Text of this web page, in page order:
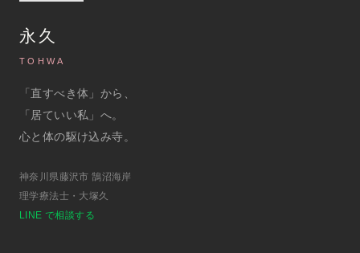
永久
TOHWA
「直すべき体」から、
「居ていい私」へ。
心と体の駆け込み寺。
神奈川県藤沢市 鵠沼海岸
理学療法士・大塚久
LINE で相談する